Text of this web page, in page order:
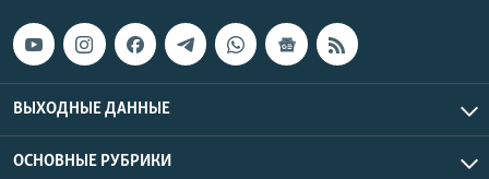
ВЫХОДНЫЕ ДАННЫЕ
ОСНОВНЫЕ РУБРИКИ